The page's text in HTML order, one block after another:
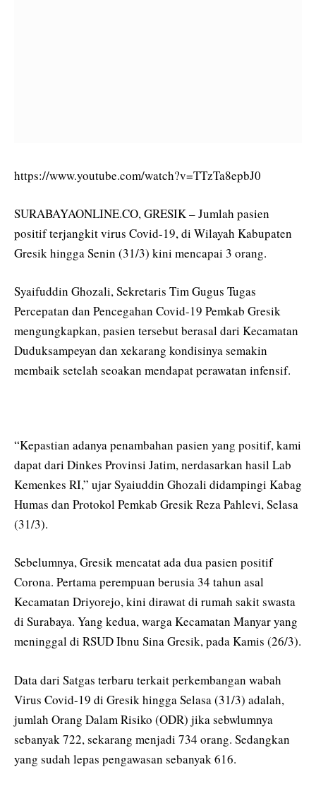
https://www.youtube.com/watch?v=TTzTa8epbJ0
SURABAYAONLINE.CO, GRESIK – Jumlah pasien
positif terjangkit virus Covid-19, di Wilayah Kabupaten
Gresik hingga Senin (31/3) kini mencapai 3 orang.
Syaifuddin Ghozali, Sekretaris Tim Gugus Tugas
Percepatan dan Pencegahan Covid-19 Pemkab Gresik
mengungkapkan, pasien tersebut berasal dari Kecamatan
Duduksampeyan dan xekarang kondisinya semakin
membaik setelah seoakan mendapat perawatan infensif.
“Kepastian adanya penambahan pasien yang positif, kami
dapat dari Dinkes Provinsi Jatim, nerdasarkan hasil Lab
Kemenkes RI,” ujar Syaiuddin Ghozali didampingi Kabag
Humas dan Protokol Pemkab Gresik Reza Pahlevi, Selasa
(31/3).
Sebelumnya, Gresik mencatat ada dua pasien positif
Corona. Pertama perempuan berusia 34 tahun asal
Kecamatan Driyorejo, kini dirawat di rumah sakit swasta
di Surabaya. Yang kedua, warga Kecamatan Manyar yang
meninggal di RSUD Ibnu Sina Gresik, pada Kamis (26/3).
Data dari Satgas terbaru terkait perkembangan wabah
Virus Covid-19 di Gresik hingga Selasa (31/3) adalah,
jumlah Orang Dalam Risiko (ODR) jika sebwlumnya
sebanyak 722, sekarang menjadi 734 orang. Sedangkan
yang sudah lepas pengawasan sebanyak 616.